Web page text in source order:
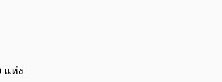
แห่ง